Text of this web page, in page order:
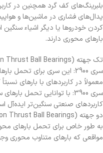
بلبرینگ‌های کف گرد همچنین در
پدال‌های فشاری در ماشین‌ها و
کردن خودروها یا دیگر اشیاء
بارهای محوری دارند.
تک جهته (Single-direction Thrust Ball Bearings)
سری 2900: این سری برای
معمولاً در کاربردهای با بارهای
سری 3900: با توانایی تحمل
کاربردهای صنعتی سنگین‌تر ایده‌آل
دو جهته (Double-direction Thrust Ball Bearings)
به طور خاص برای تحمل بارهای
مواقعی که بارهای متناوب محوری